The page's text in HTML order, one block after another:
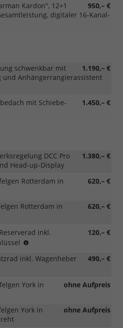
950,– €
Kardon", 12+1
digitaler 16-Kanal-
1.190,– €
schwenkbar mit
und Anhängerrangierassistent
1.450,– €
mit Schiebe-
1.380,– €
DCC Pro
Head-up-Display
620,– €
Rotterdam in
620,– €
Rotterdam in
120,– €
inkl.
Verbindung
Leichtmetallersatzrad
Wagenheber
und
490,– €
inkl. Wagenheber
ohne Aufpreis
York in
ohne Aufpreis
York in